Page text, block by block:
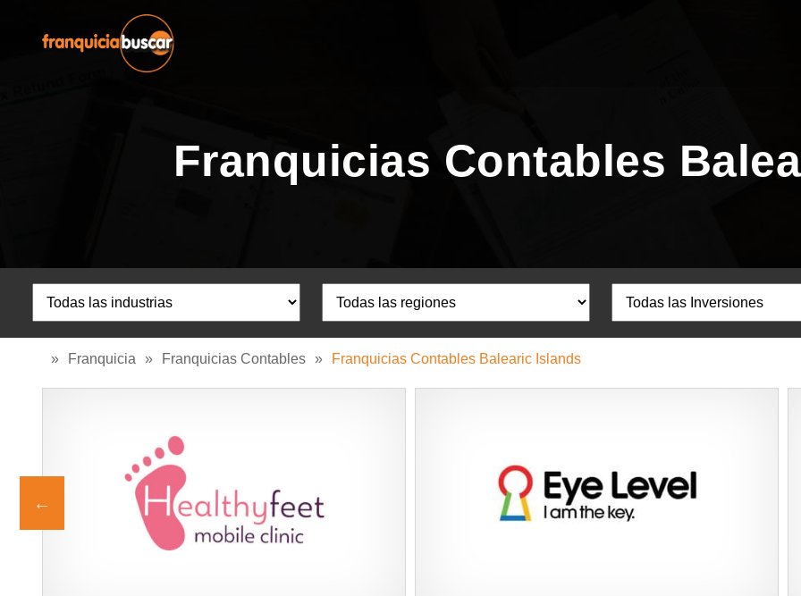
Franquicias Contables
» Franquicia » Franquicias Contables » Franquicias Contables Balearic Islands